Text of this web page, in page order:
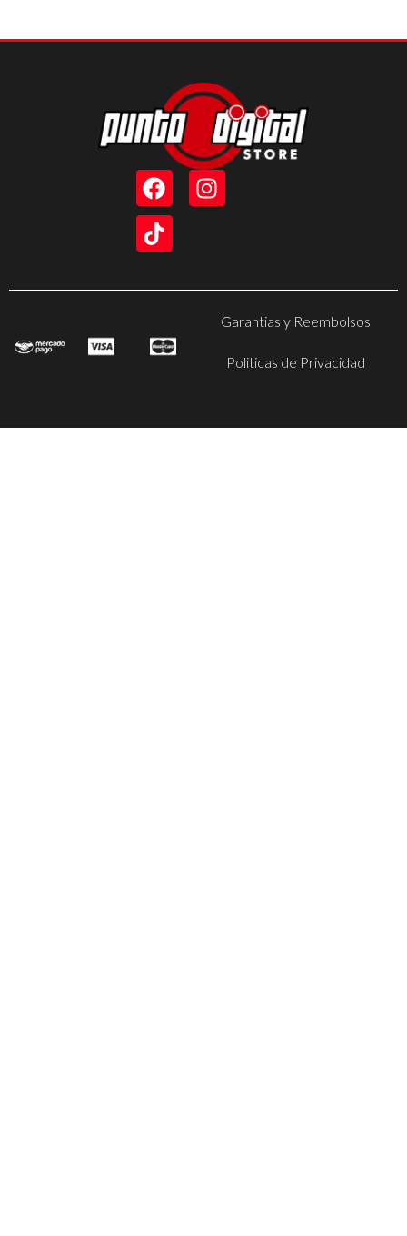
Garantias y Reembolsos
Politicas de Privacidad